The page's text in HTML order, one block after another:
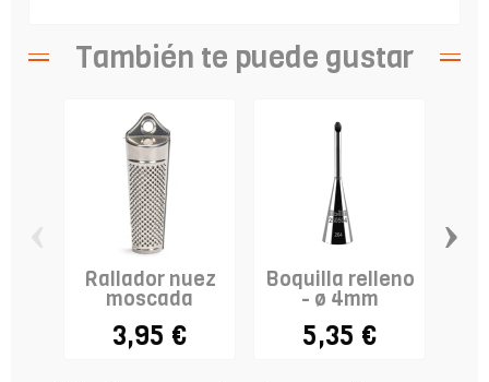
También te puede gustar
Rallador nuez
moscada
3,95 €
Boquilla relleno
- ø 4mm
5,35 €
›